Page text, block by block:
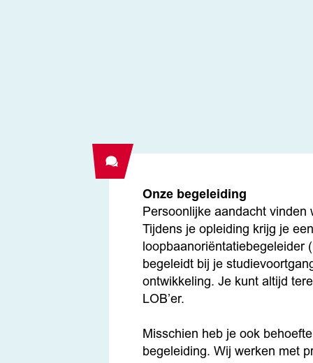
Onze begeleiding
Persoonlijke aandacht vinden
Tijdens je opleiding krijg je een
loopbaanoriëntatiebegeleider
begeleidt bij je
ontwikkeling. Je kunt altijd
LOB’er.
Misschien heb je ook
begeleiding. Wij werken met